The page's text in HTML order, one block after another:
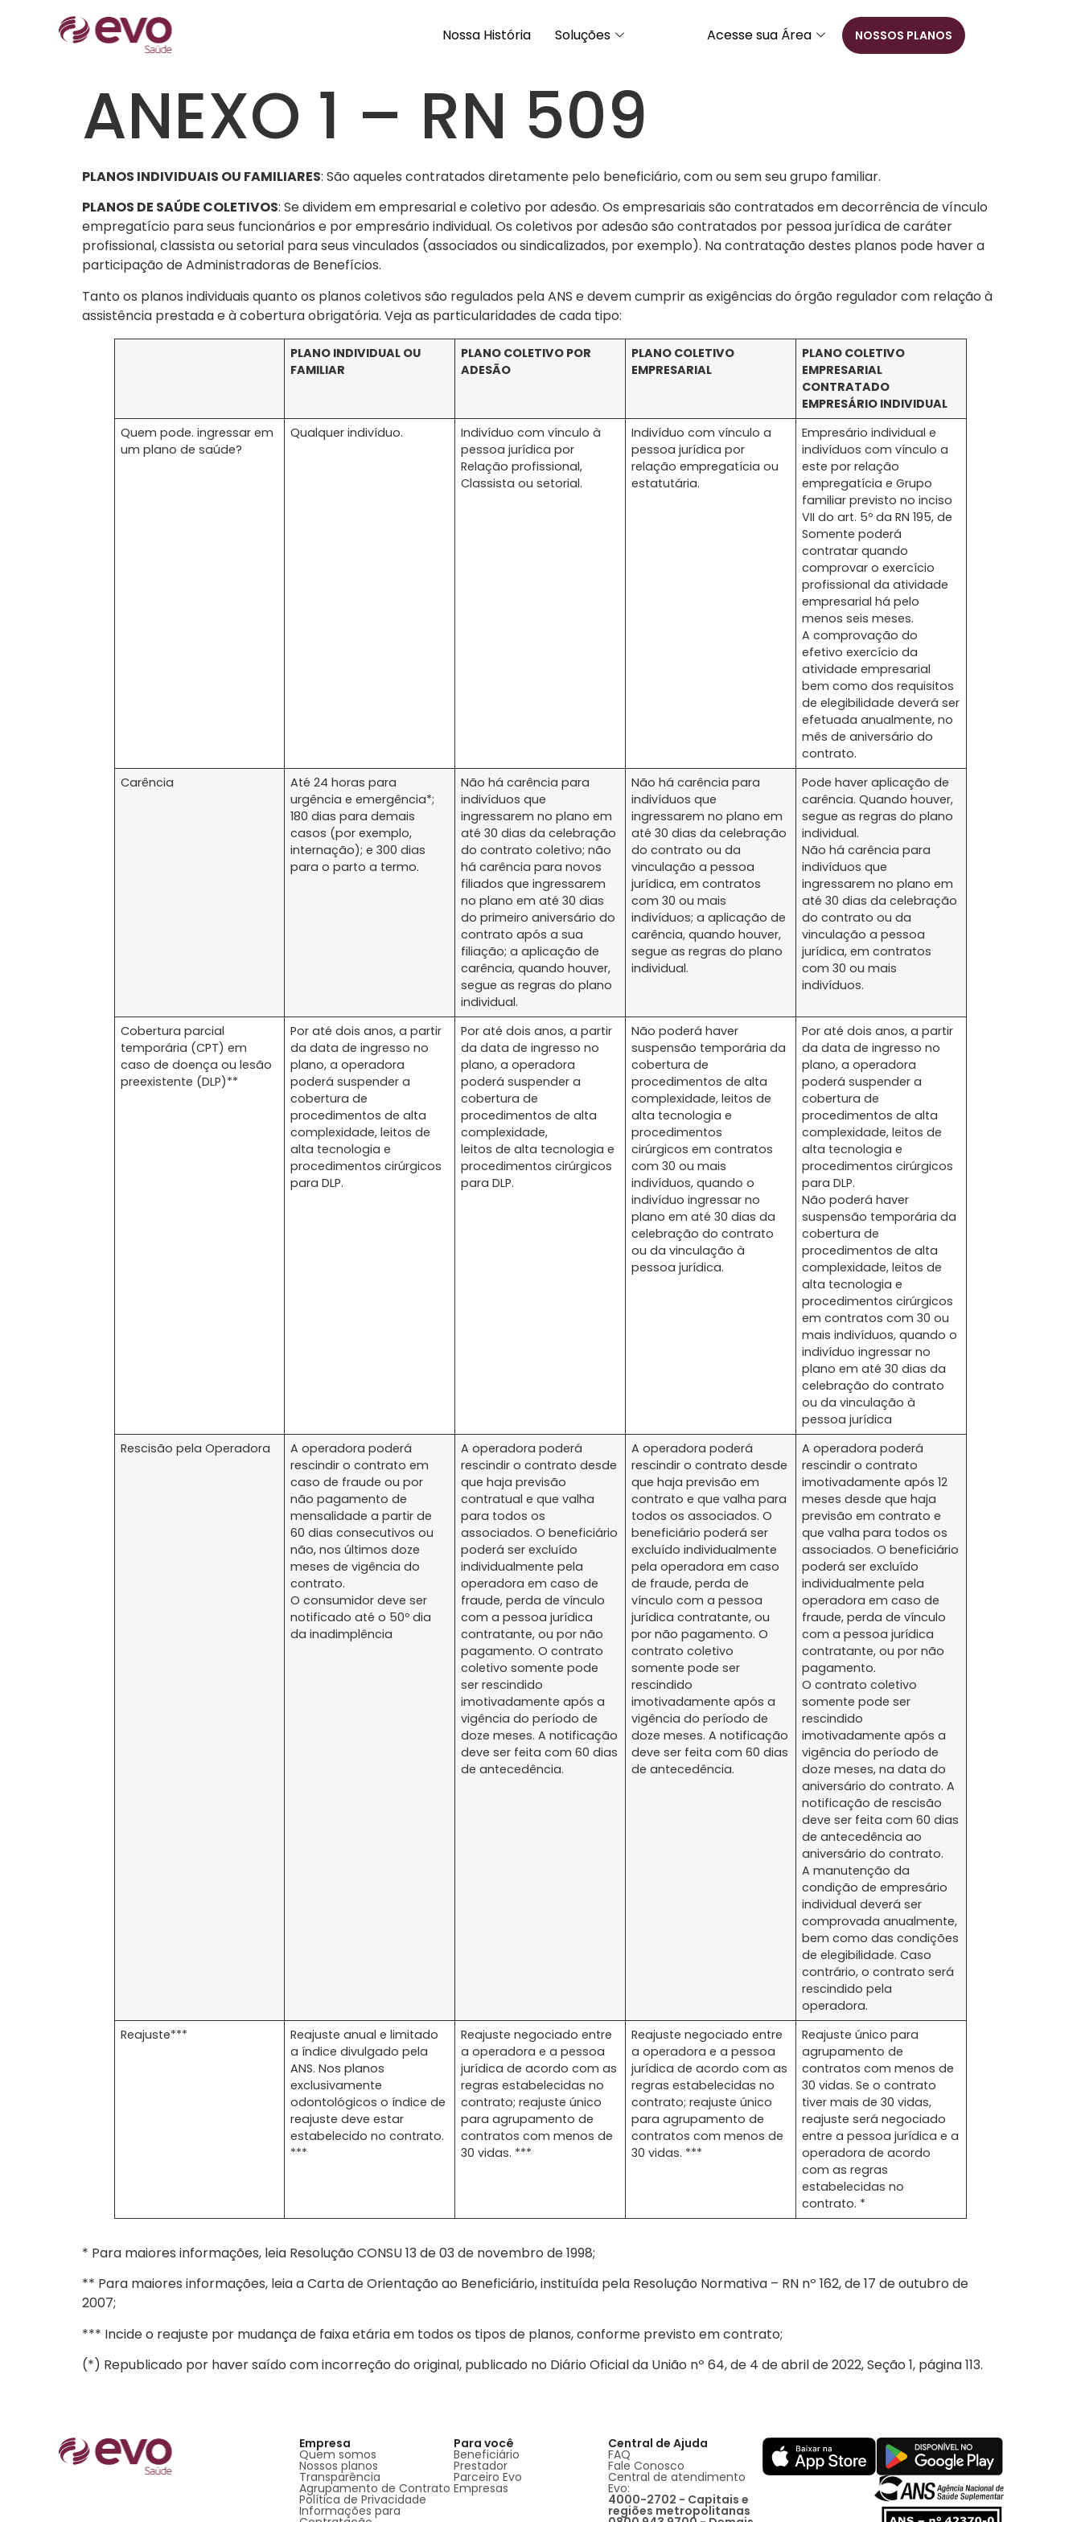
Nossa História Soluções Acesse sua Área NOSSOS PLANOS
ANEXO 1 – RN 509
PLANOS INDIVIDUAIS OU FAMILIARES: São aqueles contratados diretamente pelo beneficiário, com ou sem seu grupo familiar.
PLANOS DE SAÚDE COLETIVOS: Se dividem em empresarial e coletivo por adesão. Os empresariais são contratados em decorrência de vínculo
empregatício para seus funcionários e por empresário individual. Os coletivos por adesão são contratados por pessoa jurídica de caráter
profissional, classista ou setorial para seus vinculados (associados ou sindicalizados, por exemplo). Na contratação destes planos pode haver a
participação de Administradoras de Benefícios.
Tanto os planos individuais quanto os planos coletivos são regulados pela ANS e devem cumprir as exigências do órgão regulador com relação à
assistência prestada e à cobertura obrigatória. Veja as particularidades de cada tipo:
PLANO INDIVIDUAL OU
FAMILIAR
PLANO COLETIVO POR
ADESÃO
PLANO COLETIVO
EMPRESARIAL
PLANO COLETIVO
EMPRESARIAL
CONTRATADO
EMPRESÁRIO INDIVIDUAL
Quem pode. ingressar em
um plano de saúde?
Qualquer indivíduo.
Indivíduo com vínculo à
pessoa jurídica por
Relação profissional,
Classista ou setorial.
Indivíduo com vínculo a
pessoa jurídica por
relação empregatícia ou
estatutária.
Empresário individual e
indivíduos com vínculo a
este por relação
empregatícia e Grupo
familiar previsto no inciso
VII do art. 5º da RN 195, de
Somente poderá
contratar quando
comprovar o exercício
profissional da atividade
empresarial há pelo
menos seis meses.
A comprovação do
efetivo exercício da
atividade empresarial
bem como dos requisitos
de elegibilidade deverá ser
efetuada anualmente, no
mês de aniversário do
contrato.
Carência
Até 24 horas para
urgência e emergência*;
180 dias para demais
casos (por exemplo,
internação); e 300 dias
para o parto a termo.
Não há carência para
indivíduos que
ingressarem no plano em
até 30 dias da celebração
do contrato coletivo; não
há carência para novos
filiados que ingressarem
no plano em até 30 dias
do primeiro aniversário do
contrato após a sua
filiação; a aplicação de
carência, quando houver,
segue as regras do plano
individual.
Não há carência para
indivíduos que
ingressarem no plano em
até 30 dias da celebração
do contrato ou da
vinculação a pessoa
jurídica, em contratos
com 30 ou mais
indivíduos; a aplicação de
carência, quando houver,
segue as regras do plano
individual.
Pode haver aplicação de
carência. Quando houver,
segue as regras do plano
individual.
Não há carência para
indivíduos que
ingressarem no plano em
até 30 dias da celebração
do contrato ou da
vinculação a pessoa
jurídica, em contratos
com 30 ou mais
indivíduos.
Cobertura parcial
temporária (CPT) em
caso de doença ou lesão
preexistente (DLP)**
Por até dois anos, a partir
da data de ingresso no
plano, a operadora
poderá suspender a
cobertura de
procedimentos de alta
complexidade, leitos de
alta tecnologia e
procedimentos cirúrgicos
para DLP.
Por até dois anos, a partir
da data de ingresso no
plano, a operadora
poderá suspender a
cobertura de
procedimentos de alta
complexidade,
leitos de alta tecnologia e
procedimentos cirúrgicos
para DLP.
Não poderá haver
suspensão temporária da
cobertura de
procedimentos de alta
complexidade, leitos de
alta tecnologia e
procedimentos
cirúrgicos em contratos
com 30 ou mais
indivíduos, quando o
indivíduo ingressar no
plano em até 30 dias da
celebração do contrato
ou da vinculação à
pessoa jurídica.
Por até dois anos, a partir
da data de ingresso no
plano, a operadora
poderá suspender a
cobertura de
procedimentos de alta
complexidade, leitos de
alta tecnologia e
procedimentos cirúrgicos
para DLP.
Não poderá haver
suspensão temporária da
cobertura de
procedimentos de alta
complexidade, leitos de
alta tecnologia e
procedimentos cirúrgicos
em contratos com 30 ou
mais indivíduos, quando o
indivíduo ingressar no
plano em até 30 dias da
celebração do contrato
ou da vinculação à
pessoa jurídica
Rescisão pela Operadora
A operadora poderá
rescindir o contrato em
caso de fraude ou por
não pagamento de
mensalidade a partir de
60 dias consecutivos ou
não, nos últimos doze
meses de vigência do
contrato.
O consumidor deve ser
notificado até o 50º dia
da inadimplência
A operadora poderá
rescindir o contrato desde
que haja previsão
contratual e que valha
para todos os
associados. O beneficiário
poderá ser excluído
individualmente pela
operadora em caso de
fraude, perda de vínculo
com a pessoa jurídica
contratante, ou por não
pagamento. O contrato
coletivo somente pode
ser rescindido
imotivadamente após a
vigência do período de
doze meses. A notificação
deve ser feita com 60 dias
de antecedência.
A operadora poderá
rescindir o contrato desde
que haja previsão em
contrato e que valha para
todos os associados. O
beneficiário poderá ser
excluído individualmente
pela operadora em caso
de fraude, perda de
vínculo com a pessoa
jurídica contratante, ou
por não pagamento. O
contrato coletivo
somente pode ser
rescindido
imotivadamente após a
vigência do período de
doze meses. A notificação
deve ser feita com 60 dias
de antecedência.
A operadora poderá
rescindir o contrato
imotivadamente após 12
meses desde que haja
previsão em contrato e
que valha para todos os
associados. O beneficiário
poderá ser excluído
individualmente pela
operadora em caso de
fraude, perda de vínculo
com a pessoa jurídica
contratante, ou por não
pagamento.
O contrato coletivo
somente pode ser
rescindido
imotivadamente após a
vigência do período de
doze meses, na data do
aniversário do contrato. A
notificação de rescisão
deve ser feita com 60 dias
de antecedência ao
aniversário do contrato.
A manutenção da
condição de empresário
individual deverá ser
comprovada anualmente,
bem como das condições
de elegibilidade. Caso
contrário, o contrato será
rescindido pela
operadora.
Reajuste***
Reajuste anual e limitado
a índice divulgado pela
ANS. Nos planos
exclusivamente
odontológicos o índice de
reajuste deve estar
estabelecido no contrato.
***
Reajuste negociado entre
a operadora e a pessoa
jurídica de acordo com as
regras estabelecidas no
contrato; reajuste único
para agrupamento de
contratos com menos de
30 vidas. ***
Reajuste negociado entre
a operadora e a pessoa
jurídica de acordo com as
regras estabelecidas no
contrato; reajuste único
para agrupamento de
contratos com menos de
30 vidas. ***
Reajuste único para
agrupamento de
contratos com menos de
30 vidas. Se o contrato
tiver mais de 30 vidas,
reajuste será negociado
entre a pessoa jurídica e a
operadora de acordo
com as regras
estabelecidas no
contrato. *
* Para maiores informações, leia Resolução CONSU 13 de 03 de novembro de 1998;
** Para maiores informações, leia a Carta de Orientação ao Beneficiário, instituída pela Resolução Normativa – RN nº 162, de 17 de outubro de
2007;
*** Incide o reajuste por mudança de faixa etária em todos os tipos de planos, conforme previsto em contrato;
(*) Republicado por haver saído com incorreção do original, publicado no Diário Oficial da União nº 64, de 4 de abril de 2022, Seção 1, página 113.
Empresa
Quem somos
Nossos planos
Transparência
Agrupamento de Contrato
Política de Privacidade
Informações para
Para você
Beneficiário
Prestador
Parceiro Evo
Empresas
Central de Ajuda
FAQ
Fale Conosco
Central de atendimento
Evo:
4000-2702 - Capitais e
regiões metropolitanas